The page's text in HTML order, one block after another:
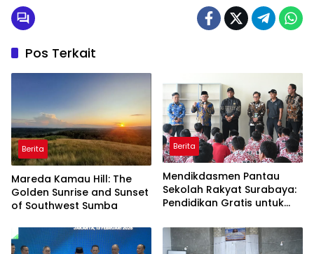
Pos Terkait
Berita
Mareda Kamau Hill: The
Golden Sunrise and Sunset
of Southwest Sumba
Berita
Mendikdasmen Pantau
Sekolah Rakyat Surabaya:
Pendidikan Gratis untuk